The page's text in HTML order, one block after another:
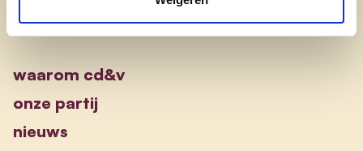
Ontdek
waarom cd&v
onze partij
nieuws